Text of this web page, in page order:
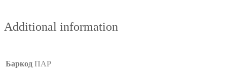
Additional information
Баркод ПАР